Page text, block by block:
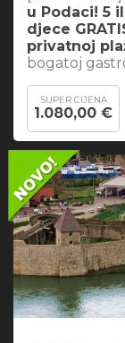
u Podaci! 5
djece
privatnoj
bogatoj
SUPER CIJENA
1.080,00 €